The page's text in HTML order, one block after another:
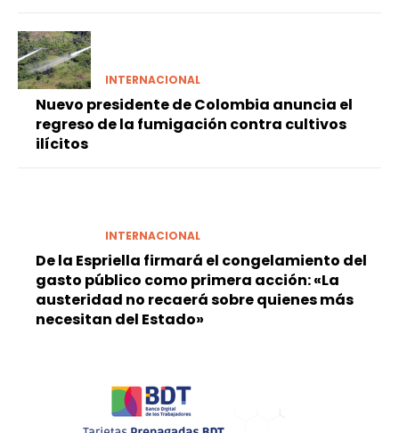
INTERNACIONAL
Nuevo presidente de Colombia anuncia el
regreso de la fumigación contra cultivos
ilícitos
INTERNACIONAL
De la Espriella firmará el congelamiento del
gasto público como primera acción: «La
austeridad no recaerá sobre quienes más
necesitan del Estado»